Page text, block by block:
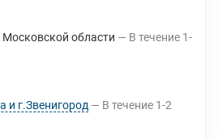
области В течение 1-
и г.Звенигород В течение 1-2